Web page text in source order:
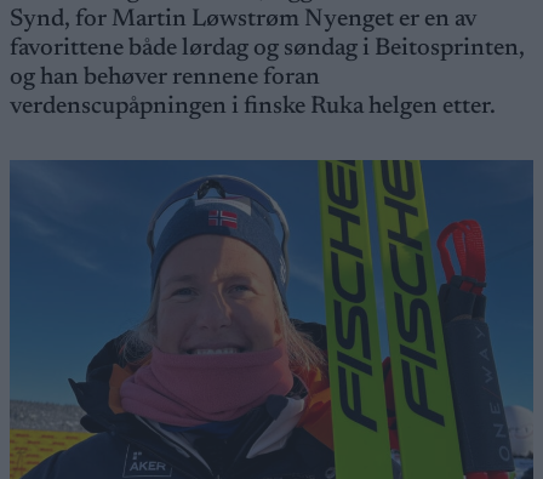
Synd, for Martin Løwstrøm Nyenget er en av
favorittene både lørdag og søndag i Beitosprinten,
og han behøver rennene foran
verdenscupåpningen i finske Ruka helgen etter.